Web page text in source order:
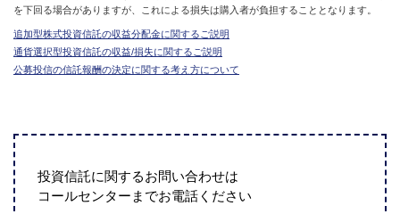
を下回る場合がありますが、これによる損失は購入者が負担することとなります。
追加型株式投資信託の収益分配金に関するご説明
通貨選択型投資信託の収益/損失に関するご説明
公募投信の信託報酬の決定に関する考え方について
投資信託に関するお問い合わせは
コールセンターまでお電話ください